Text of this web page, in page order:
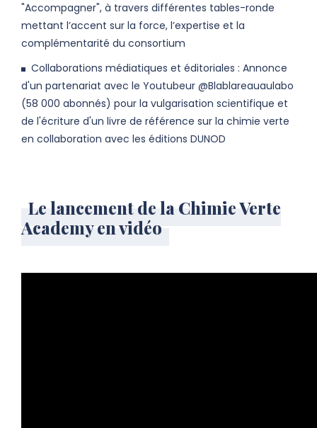
"Accompagner", à travers différentes tables-ronde
mettant l’accent sur la force, l’expertise et la
complémentarité du consortium
Collaborations médiatiques et éditoriales : Annonce
d'un partenariat avec le Youtubeur @Blablareauaulabo
(58 000 abonnés) pour la vulgarisation scientifique et
de l'écriture d'un livre de référence sur la chimie verte
en collaboration avec les éditions DUNOD
Le lancement de la Chimie Verte
Academy en vidéo